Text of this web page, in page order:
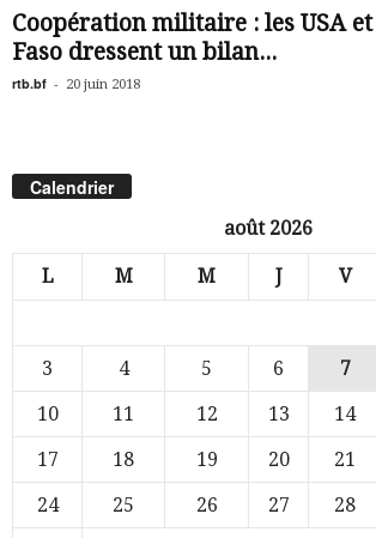
Coopération militaire : les USA
Faso dressent un bilan...
rtb.bf - 20 juin 2018
Calendrier
août 2026
L M M J V
3
4 5 6 7
10
11 12 13 14
17
18 19 20 21
24
25 26 27 28